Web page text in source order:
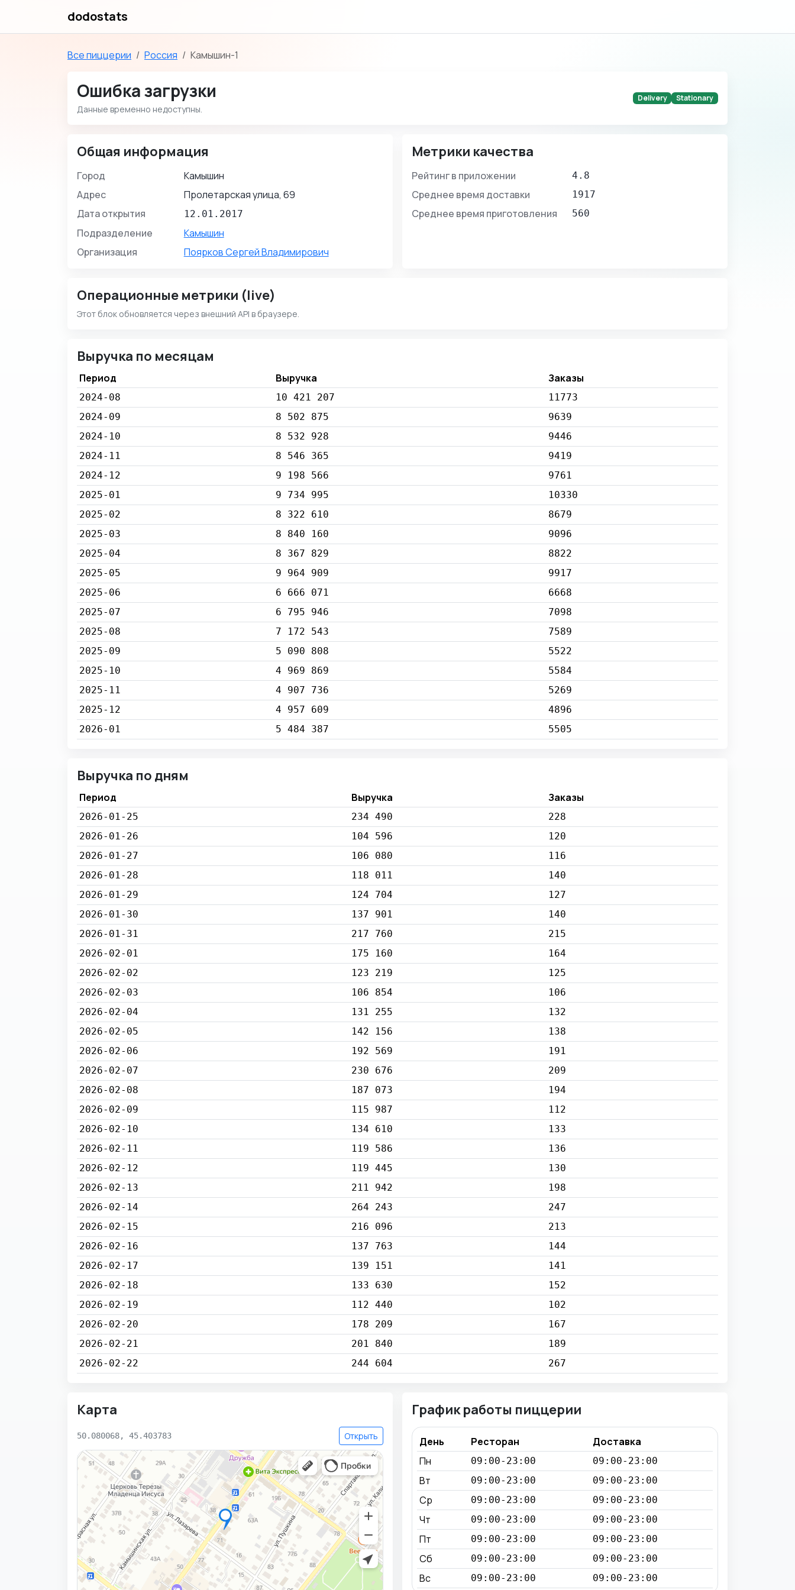
dodostats
Все пиццерии Россия Камышин-1
Ошибка загрузки
Данные временно недоступны.
Delivery Stationary
Общая информация
Город
Камышин
Адрес
Пролетарская улица, 69
Дата открытия
12.01.2017
Подразделение
Камышин
Организация
Поярков Сергей Владимирович
Метрики качества
Рейтинг в приложении 4.8
Среднее время доставки 1917
Среднее время приготовления 560
Операционные метрики (live)
Этот блок обновляется через внешний API в браузере.
Выручка по месяцам
Период Выручка Заказы
2024-08 10 421 207
11773
2024-09
8 502 875
9639
2024-10
8 532 928
9446
2024-11
8 546 365
9419
2024-12
9 198 566
9761
2025-01
9 734 995
10330
2025-02
8 322 610
8679
2025-03
8 840 160
9096
2025-04
8 367 829
8822
2025-05
9 964 909
9917
2025-06
6 666 071
6668
2025-07
6 795 946
7098
2025-08
7 172 543
7589
2025-09
5 090 808
5522
2025-10
4 969 869
5584
2025-11
4 907 736
5269
2025-12
4 957 609
4896
2026-01
5 484 387 5505
Выручка по дням
Период Выручка Заказы
2026-01-25 234 490
228
2026-01-26
104 596
120
2026-01-27
106 080
116
2026-01-28
118 011
140
2026-01-29
124 704
127
2026-01-30
137 901
140
2026-01-31
217 760
215
2026-02-01
175 160
164
2026-02-02
123 219
125
2026-02-03
106 854
106
2026-02-04
131 255
132
2026-02-05
142 156
138
2026-02-06
192 569
191
2026-02-07
230 676
209
2026-02-08
187 073
194
2026-02-09
115 987
112
2026-02-10
134 610
133
2026-02-11
119 586
136
2026-02-12
119 445
130
2026-02-13
211 942
198
2026-02-14
264 243
247
2026-02-15
216 096
213
2026-02-16
137 763
144
2026-02-17
139 151
141
2026-02-18
133 630
152
2026-02-19
112 440
102
2026-02-20
178 209
167
2026-02-21
201 840
189
2026-02-22
244 604 267
Карта
50.080068, 45.403783 Открыть
График работы пиццерии
День Ресторан
Доставка
Пн
09:00-23:00 09:00-23:00
Вт 09:00-23:00 09:00-23:00
Ср 09:00-23:00 09:00-23:00
Чт 09:00-23:00 09:00-23:00
Пт 09:00-23:00 09:00-23:00
Сб 09:00-23:00 09:00-23:00
Вс 09:00-23:00 09:00-23:00